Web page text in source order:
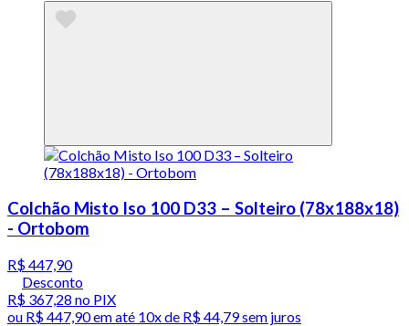
Colchão Misto Iso 100 D33 – Solteiro (78x188x18)
- Ortobom
R$ 447,90
Desconto
R$ 367,28 no PIX
ou R$ 447,90em até 10x de R$ 44,79 sem juros